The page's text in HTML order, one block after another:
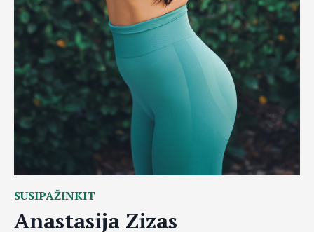
SUSIPAŽINKIT
Anastasija Zizas